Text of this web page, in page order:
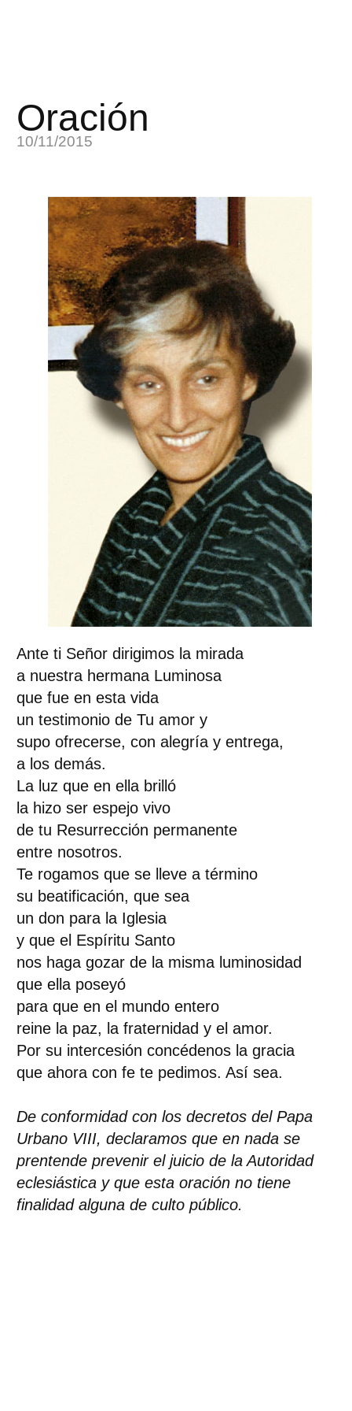
Oración
10/11/2015
Ante ti Señor dirigimos la mirada
a nuestra hermana Luminosa
que fue en esta vida
un testimonio de Tu amor y
supo ofrecerse, con alegría y entrega,
a los demás.
La luz que en ella brilló
la hizo ser espejo vivo
de tu Resurrección permanente
entre nosotros.
Te rogamos que se lleve a término
su beatificación, que sea
un don para la Iglesia
y que el Espíritu Santo
nos haga gozar de la misma luminosidad
que ella poseyó
para que en el mundo entero
reine la paz, la fraternidad y el amor.
Por su intercesión concédenos la gracia
que ahora con fe te pedimos. Así sea.
De conformidad con los decretos del Papa
Urbano VIII, declaramos que en nada se
prentende prevenir el juicio de la Autoridad
eclesiástica y que esta oración no tiene
finalidad alguna de culto público.